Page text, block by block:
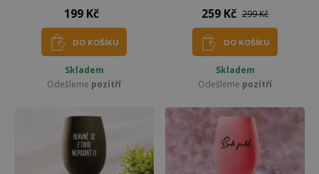
199 Kč
DO KOŠÍKU
Skladem
Odešleme pozítří
259 Kč 299 Kč
DO KOŠÍKU
Skladem
Odešleme pozítří